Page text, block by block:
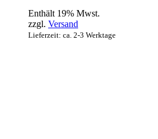
Enthält 19% Mwst.
zzgl. Versand
Lieferzeit: ca. 2-3 Werktage